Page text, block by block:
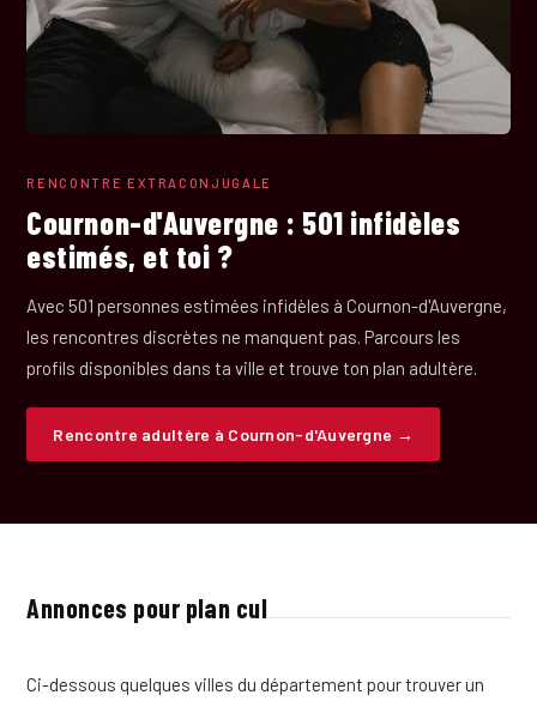
RENCONTRE EXTRACONJUGALE
Cournon-d'Auvergne : 501 infidèles
estimés, et toi ?
Avec 501 personnes estimées infidèles à Cournon-d'Auvergne,
les rencontres discrètes ne manquent pas. Parcours les
profils disponibles dans ta ville et trouve ton plan adultère.
Rencontre adultère à Cournon-d'Auvergne →
Annonces pour plan cul
Ci-dessous quelques villes du département pour trouver un